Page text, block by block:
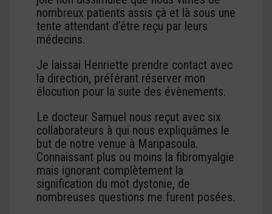
nombreux patients assis çà et là sous une
tente attendant d’être reçu par leurs
médecins.
Je laissai Henriette prendre contact avec
la direction, préférant réserver mon
élocution pour la suite des évènements.
Le docteur Samuel nous reçut avec six
collaborateurs à qui nous expliquâmes le
but de notre venue à Maripasoula.
Connaissant plus ou moins la fibromyalgie
mais ignorant complètement la
signification du mot dystonie, de
nombreuses questions me furent posées.